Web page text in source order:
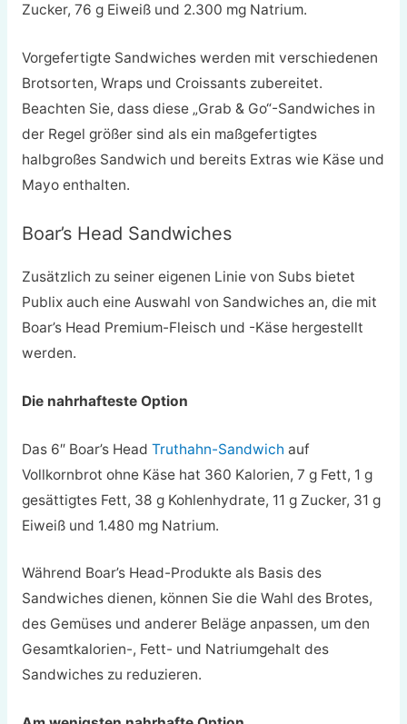
Zucker, 76 g Eiweiß und 2.300 mg Natrium.
Vorgefertigte Sandwiches werden mit verschiedenen
Brotsorten, Wraps und Croissants zubereitet.
Beachten Sie, dass diese „Grab & Go“-Sandwiches in
der Regel größer sind als ein maßgefertigtes
halbgroßes Sandwich und bereits Extras wie Käse und
Mayo enthalten.
Boar’s Head Sandwiches
Zusätzlich zu seiner eigenen Linie von Subs bietet
Publix auch eine Auswahl von Sandwiches an, die mit
Boar’s Head Premium-Fleisch und -Käse hergestellt
werden.
Die nahrhafteste Option
Das 6″ Boar’s Head Truthahn-Sandwich auf
Vollkornbrot ohne Käse hat 360 Kalorien, 7 g Fett, 1 g
gesättigtes Fett, 38 g Kohlenhydrate, 11 g Zucker, 31 g
Eiweiß und 1.480 mg Natrium.
Während Boar’s Head-Produkte als Basis des
Sandwiches dienen, können Sie die Wahl des Brotes,
des Gemüses und anderer Beläge anpassen, um den
Gesamtkalorien-, Fett- und Natriumgehalt des
Sandwiches zu reduzieren.